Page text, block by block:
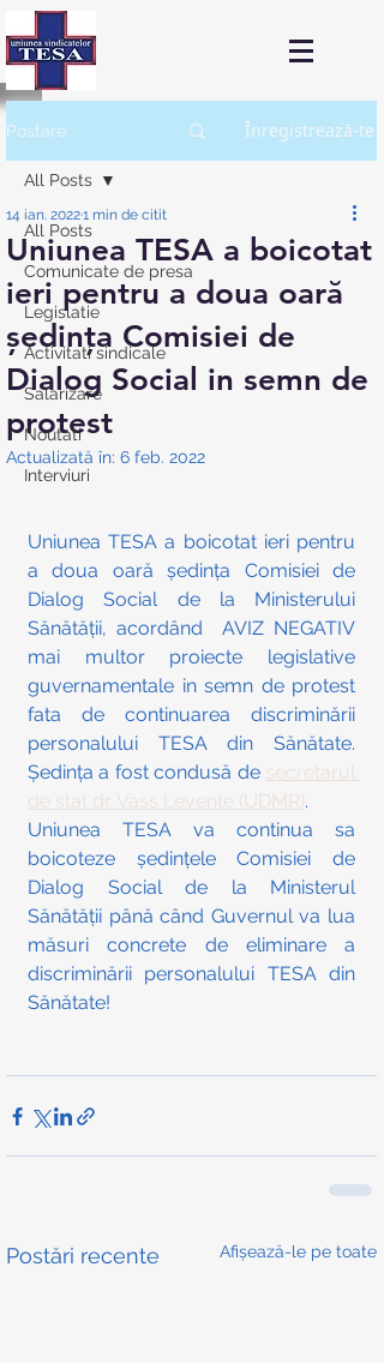
Postare Înregistrează-te
All Posts
Comunicate de presa
Legislatie
Activitati sindicale
Salarizare
Noutati
Interviuri
All Posts
Uniunea TESA a boicotat
ieri pentru a doua oară
ședința Comisiei de
Dialog Social in semn de
protest
14 ian. 20221 min de citit
Actualizată în: 6 feb. 2022
Uniunea TESA a boicotat ieri pentru
a doua oară ședința Comisiei de
Dialog Social de la Ministerului
Sănătății, acordând  AVIZ NEGATIV
mai multor proiecte legislative
guvernamentale in semn de protest
fata de continuarea discriminării
personalului TESA din Sănătate.
Ședința a fost condusă de secretarul
de stat dr. Vass Levente (UDMR).
Uniunea TESA va continua sa
boicoteze ședințele Comisiei de
Dialog Social de la Ministerul
Sănătății până când Guvernul va lua
măsuri concrete de eliminare a
discriminării personalului TESA din
Sănătate!
Postări recente Afișează-le pe toate